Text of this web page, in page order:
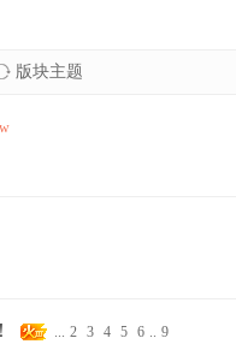
版块主题
... 2 3 4 5 6 .. 9